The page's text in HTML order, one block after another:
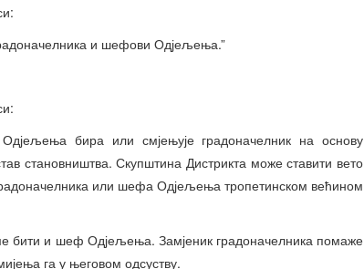
и шефови Одјељења.”
бира или смјењује градоначелник на основу
становништва. Скупштина Дистрикта може ставити вето
или шефа Одјељења тропетинском већином
бити и шеф Одјељења. Замјеник градоначелника помаже
га у његовом одсуству.